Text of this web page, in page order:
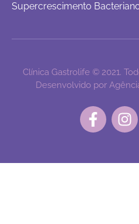
Supercrescimento
Clínica Gastrolife © 2021.
Desenvolvido por